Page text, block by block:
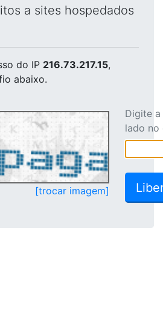
a sites hospedados
do IP 216.73.217.15,
abaixo.
[trocar imagem]
Digite
lado no